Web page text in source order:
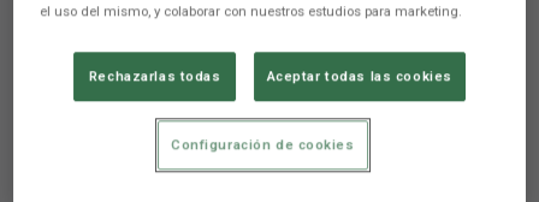
Madrid CFF
FEMENINO
SÍGUENOS para estar pendiente de TODO:
https://www.instagram.com/levanteud/ Twitter:
el uso del mismo, y colaborar con nuestros estudios para marketing.
Rechazarlas todas Aceptar todas las cookies
Configuración de cookies